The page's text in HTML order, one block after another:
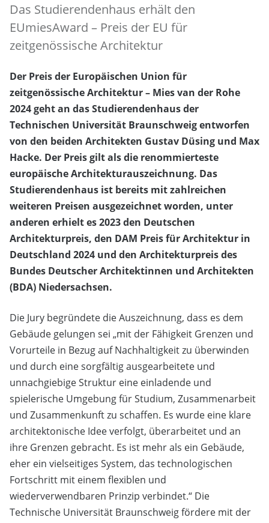
Das Studierendenhaus erhält den
EUmiesAward – Preis der EU für
zeitgenössische Architektur
Der Preis der Europäischen Union für
zeitgenössische Architektur – Mies van der Rohe
2024 geht an das Studierendenhaus der
Technischen Universität Braunschweig entworfen
von den beiden Architekten Gustav Düsing und Max
Hacke. Der Preis gilt als die renommierteste
europäische Architekturauszeichnung. Das
Studierendenhaus ist bereits mit zahlreichen
weiteren Preisen ausgezeichnet worden, unter
anderen erhielt es 2023 den Deutschen
Architekturpreis, den DAM Preis für Architektur in
Deutschland 2024 und den Architekturpreis des
Bundes Deutscher Architektinnen und Architekten
(BDA) Niedersachsen.
Die Jury begründete die Auszeichnung, dass es dem
Gebäude gelungen sei „mit der Fähigkeit Grenzen und
Vorurteile in Bezug auf Nachhaltigkeit zu überwinden
und durch eine sorgfältig ausgearbeitete und
unnachgiebige Struktur eine einladende und
spielerische Umgebung für Studium, Zusammenarbeit
und Zusammenkunft zu schaffen. Es wurde eine klare
architektonische Idee verfolgt, überarbeitet und an
ihre Grenzen gebracht. Es ist mehr als ein Gebäude,
eher ein vielseitiges System, das technologischen
Fortschritt mit einem flexiblen und
wiederverwendbaren Prinzip verbindet.“ Die
Technische Universität Braunschweig fördere mit der